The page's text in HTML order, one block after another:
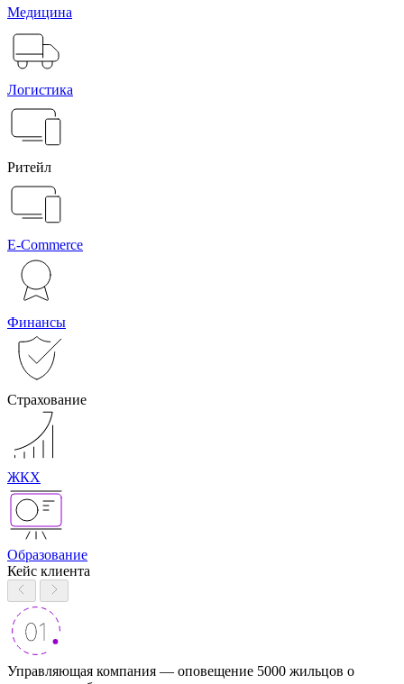
Медицина
Логистика
Ритейл
E-Commerce
Финансы
Страхование
ЖКХ
Образование
Кейс клиента
Управляющая компания — оповещение 5000 жильцов о